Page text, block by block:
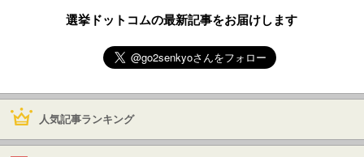
選挙ドットコムの最新記事をお届けします
人気記事ランキング